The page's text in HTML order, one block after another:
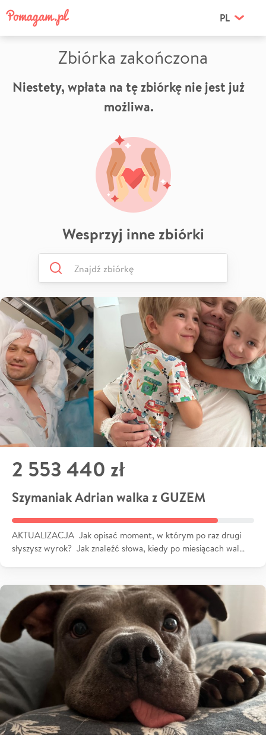
PL
Zbiórka zakończona
Niestety, wpłata na tę zbiórkę nie jest już
możliwa.
Wesprzyj inne zbiórki
2 553 440 zł
Szymaniak Adrian walka z GUZEM
AKTUALIZACJA Jak opisać moment, w którym po raz drugi
słyszysz wyrok? Jak znaleźć słowa, kiedy po miesiącach wal…